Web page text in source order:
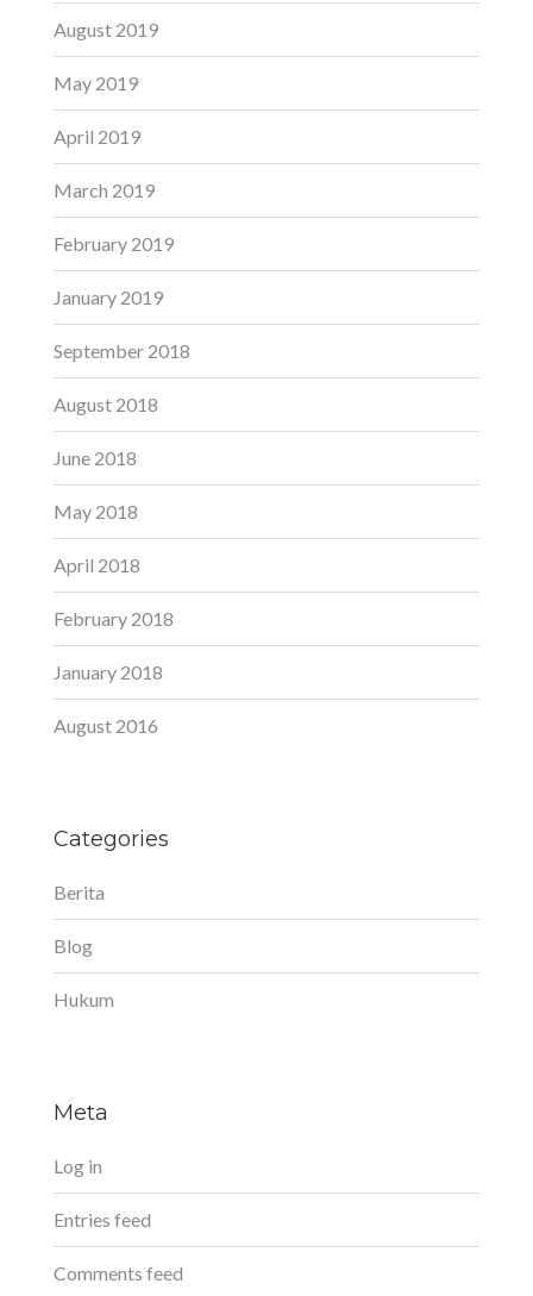
August 2019
May 2019
April 2019
March 2019
February 2019
January 2019
September 2018
August 2018
June 2018
May 2018
April 2018
February 2018
January 2018
August 2016
Categories
Berita
Blog
Hukum
Meta
Log in
Entries feed
Comments feed